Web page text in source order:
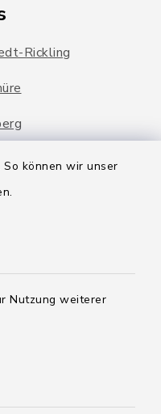
können wir unser
Nutzung weiterer
Rickling